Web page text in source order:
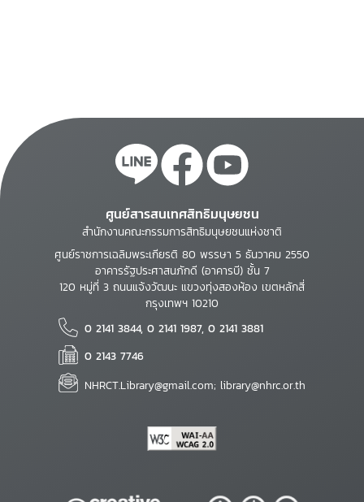
ศูนย์สารสนเทศสิทธิมนุษยชน
สำนักงานคณะกรรมการสิทธิมนุษยชนแห่งชาติ
ศูนย์ราชการเฉลิมพระเกียรติ 80 พรรษา 5 ธันวาคม 2550
อาคารรัฐประศาสนภักดี (อาคารบี) ชั้น 7
120 หมู่ที่ 3 ถนนแจ้งวัฒนะ แขวงทุ่งสองห้อง เขตหลักสี่
กรุงเทพฯ 10210
0 2141 3844, 0 2141 1987, 0 2141 3881
0 2143 7746
NHRCT.Library@gmail.com; library@nhrc.or.th